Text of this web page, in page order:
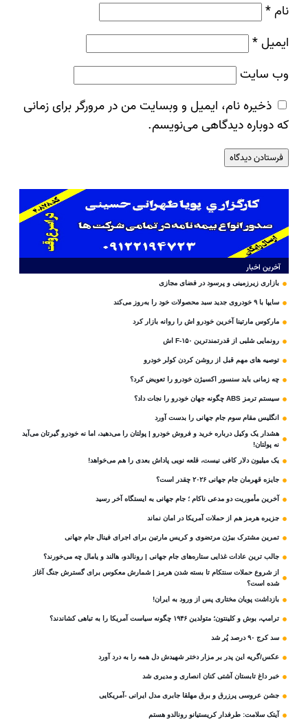
نام*
ایمیل*
وب‌ سایت
ذخیره نام، ایمیل و وبسایت من در مرورگر برای زمانی
که دوباره دیدگاهی می‌نویسم.
آخرین اخبار
بازاری زیرزمینی و پرسود در فضای مجازی
سایپا با ۹ خودروی جدید سبد محصولات خود را به‌روز می‌کند
مارکوس مارتینا آخرین خودرو اش را روانه بازار کرد
رونمایی شلبی از قدرتمندترین F-۱۵۰ اش
توصیه های مهم قبل از روشن کردن کولر خودرو
چه زمانی باید سنسور اکسیژن خودرو را تعویض کرد؟
سیستم ترمز ABS چگونه جهان خودرو را نجات داد؟
انگلیس مقام سوم جام‌ جهانی را بدست آورد
هشدار یک وکیل درباره خرید و فروش خودرو | پولتان را می‌دهید، اما نه خودرو گیرتان می‌آید
نه پولتان!
یک میلیون دلار کافی نیست، قلعه‌ نویی پاداش بعدی را هم می‌خواهد!
جایزه قهرمان جام جهانی ۲۰۲۶ چقدر است؟
آخرین مأموریت دو مدعی ناکام ؛ جام جهانی به ایستگاه آخر رسید
جزیره هرمز هم از حملات آمریکا در امان نماند
تمرین مشترک بیژن مرتضوی و کریس مارتین برای اجرای فینال جام جهانی
جالب ترین عادات غذایی ستاره‌های جام جهانی | رونالدو، هالند و یامال چه می‌خورند؟
از شروع حملات سنتکام تا بسته شدن هرمز | شمارش معکوس برای گسترش جنگ آغاز
شده است؟
بازداشت پویان مختاری پس از ورود به ایران!
ترامپ، بوش و کلینتون؛ متولدین ۱۹۴۶ چگونه سیاست آمریکا را به تباهی کشاندند؟
سد کرج ۹۰ درصد پُر شد
عکس/گریه این پدر بر مزار دختر شهیدش دل همه را به درد آورد
خبر داغ تابستان آشتی کنان انصاری و مدیری شد
جشن عروسی پرزرق و برق مهلقا جابری مدل ایرانی -آمریکایی
آیتک سلامت: طرفدار کریستیانو رونالدو هستم